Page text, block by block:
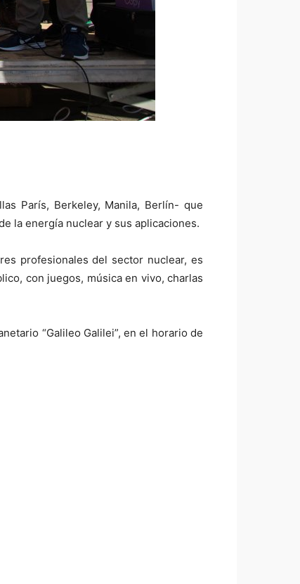
París, Berkeley, Manila, Berlín- que
la energía nuclear y sus aplicaciones.
profesionales del sector nuclear, es
con juegos, música en vivo, charlas
“Galileo Galilei”, en el horario de